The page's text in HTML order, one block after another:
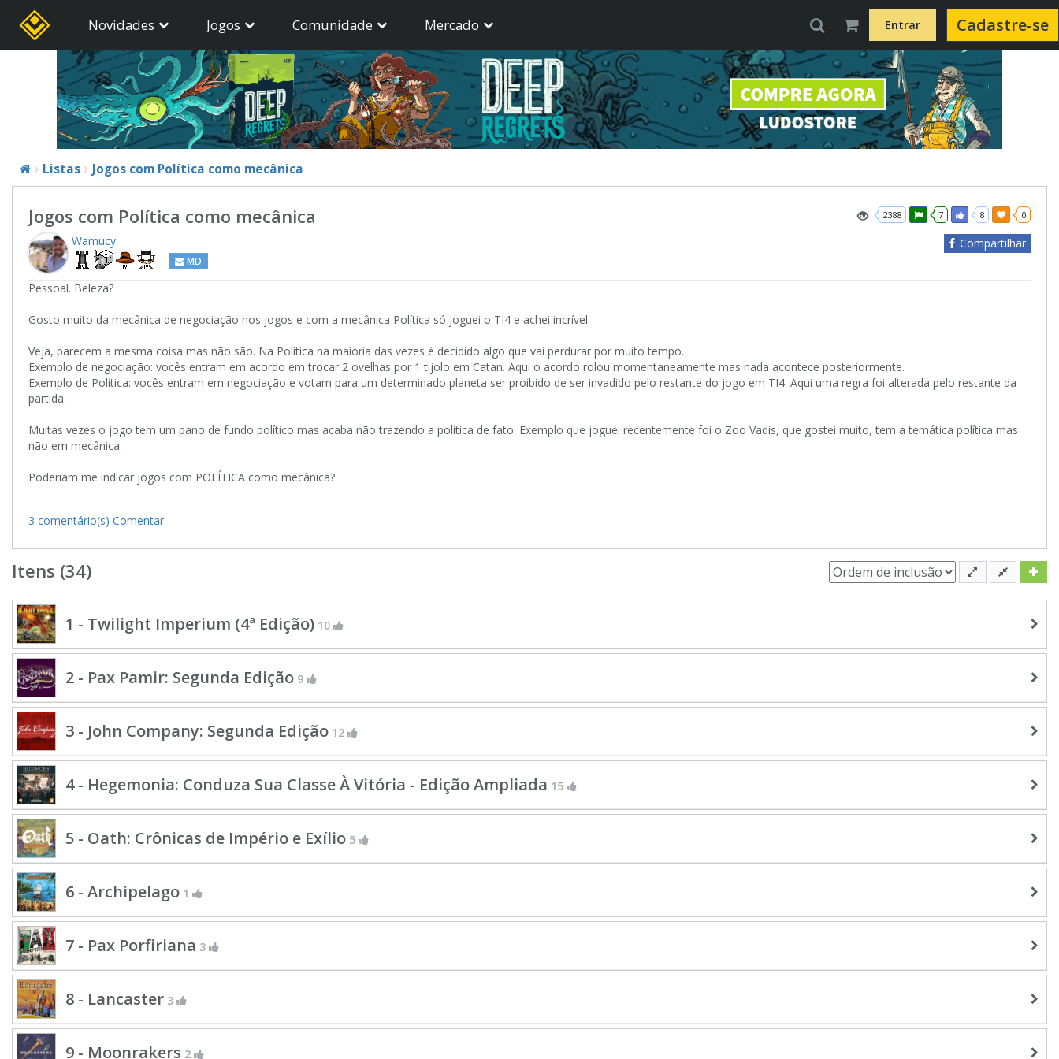
Novidades Jogos Comunidade Mercado Entrar Cadastre-se
Listas Jogos com Política como mecânica
2388 7 8 0
Compartilhar
Jogos com Política como mecânica
Wamucy
MD
Pessoal. Beleza?
Gosto muito da mecânica de negociação nos jogos e com a mecânica Política só joguei o TI4 e achei incrível.
Veja, parecem a mesma coisa mas não são. Na Política na maioria das vezes é decidido algo que vai perdurar por muito tempo.
Exemplo de negociação: vocês entram em acordo em trocar 2 ovelhas por 1 tijolo em Catan. Aqui o acordo rolou momentaneamente mas nada acontece posteriormente.
Exemplo de Política: vocês entram em negociação e votam para um determinado planeta ser proibido de ser invadido pelo restante do jogo em TI4. Aqui uma regra foi alterada pelo restante da
partida.
Muitas vezes o jogo tem um pano de fundo político mas acaba não trazendo a política de fato. Exemplo que joguei recentemente foi o Zoo Vadis, que gostei muito, tem a temática política mas
não em mecânica.
Poderiam me indicar jogos com POLÍTICA como mecânica?
3 comentário(s) Comentar
Itens (34)
1 - Twilight Imperium (4ª Edição) 10
2 - Pax Pamir: Segunda Edição 9
3 - John Company: Segunda Edição 12
4 - Hegemonia: Conduza Sua Classe À Vitória - Edição Ampliada 15
5 - Oath: Crônicas de Império e Exílio 5
6 - Archipelago 1
7 - Pax Porfiriana 3
8 - Lancaster 3
9 - Moonrakers 2